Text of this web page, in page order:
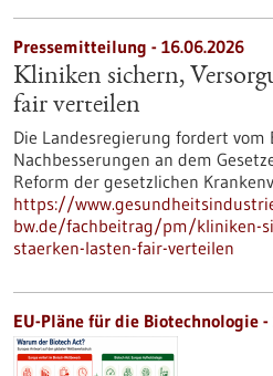
Pressemitteilung - 16.06.2026
Kliniken sichern,
fair verteilen
Die Landesregierung fordert vom
Nachbesserungen an dem
Reform der gesetzlichen
https://
bw.de/fachbeitrag/pm/kliniken-
staerken-lasten-fair-verteilen
EU-Pläne für die Biotechnologie -